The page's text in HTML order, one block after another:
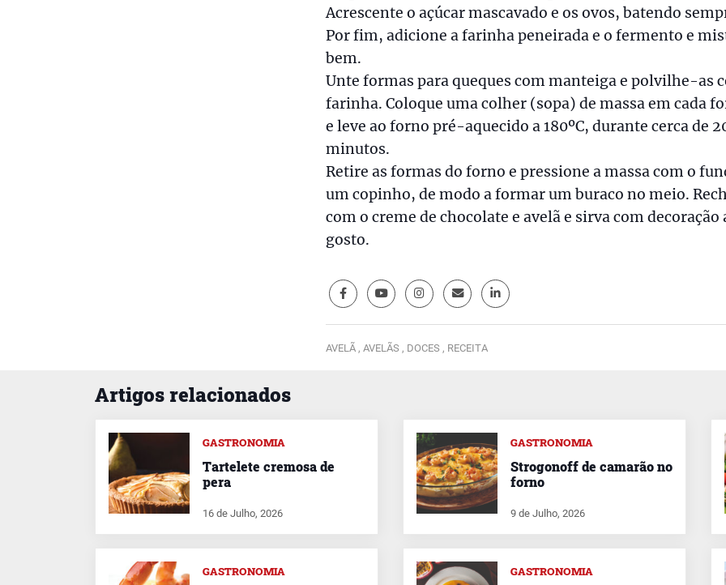
Acrescente o açúcar mascavado e os ovos, batendo
Por fim, adicione a farinha peneirada e o fermento e
bem.
Unte formas para queques com manteiga e polvilhe-as
farinha. Coloque uma colher (sopa) de massa em cada
e leve ao forno pré-aquecido a 180ºC, durante cerca de
minutos.
Retire as formas do forno e pressione a massa com o
um copinho, de modo a formar um buraco no meio.
com o creme de chocolate e avelã e sirva com decoração
gosto.
AVELÃ , AVELÃS , DOCES , RECEITA
Artigos relacionados
GASTRONOMIA
Tartelete cremosa de
pera
16 de Julho, 2026
GASTRONOMIA
Strogonoff de camarão no
forno
9 de Julho, 2026
GASTRONOMIA GASTRONOMIA